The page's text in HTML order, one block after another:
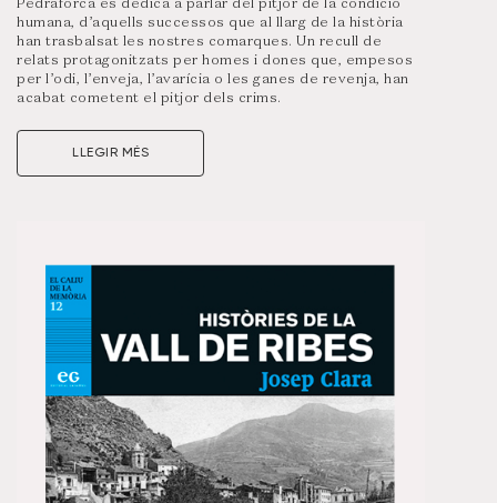
Pedraforca es dedica a parlar del pitjor de la condició
humana, d’aquells successos que al llarg de la història
han trasbalsat les nostres comarques. Un recull de
relats protagonitzats per homes i dones que, empesos
per l’odi, l’enveja, l’avarícia o les ganes de revenja, han
acabat cometent el pitjor dels crims.
En aquesta ocasió, doncs, el monogràfic es tenyeix
completament de negre amb històries de morts
Visualitza un resum d’aquest número clicant a la portada
LLEGIR MÉS